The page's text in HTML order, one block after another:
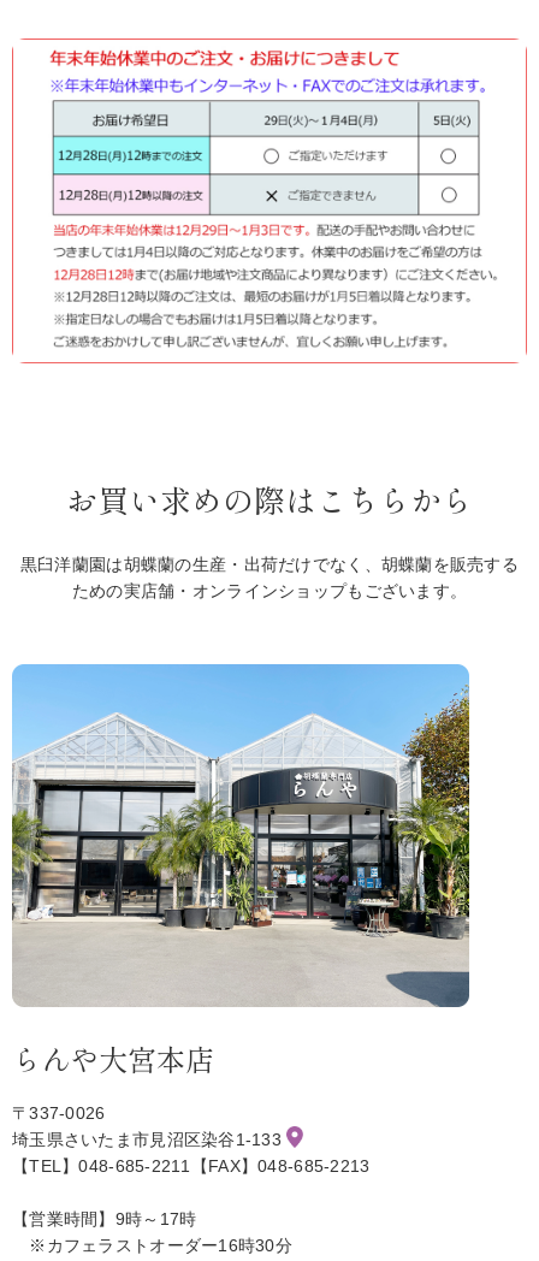
お買い求めの際はこちらから
黒臼洋蘭園は胡蝶蘭の生産・出荷だけでなく、胡蝶蘭を販売する
ための実店舗・オンラインショップもございます。
らんや大宮本店
〒337-0026
埼玉県さいたま市見沼区染谷1-133
【TEL】048-685-2211【FAX】048-685-2213
【営業時間】9時～17時
※カフェラストオーダー16時30分